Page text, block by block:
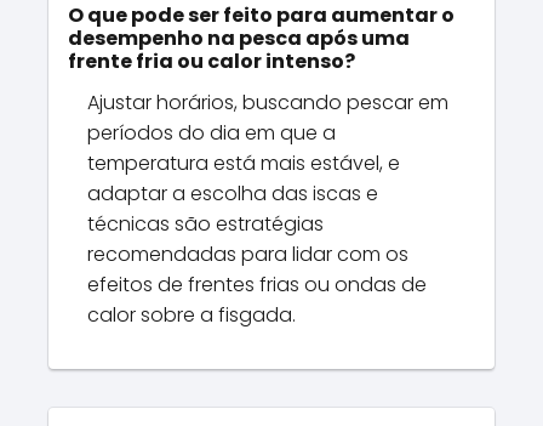
O que pode ser feito para aumentar o
desempenho na pesca após uma
frente fria ou calor intenso?
Ajustar horários, buscando pescar em
períodos do dia em que a
temperatura está mais estável, e
adaptar a escolha das iscas e
técnicas são estratégias
recomendadas para lidar com os
efeitos de frentes frias ou ondas de
calor sobre a fisgada.